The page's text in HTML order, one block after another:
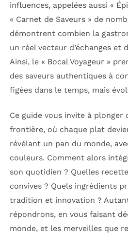
influences, appelées aussi «
« Carnet de Saveurs » de
démontrent combien la
un réel vecteur d’échanges
Ainsi, le « Bocal Voyageur »
des saveurs authentiques à
figées dans le temps, mais
Ce guide vous invite à
frontière, où chaque plat
révélant un pan du monde,
couleurs. Comment alors
son quotidien ? Quelles
convives ? Quels ingrédients
tradition et innovation ?
répondrons, en vous faisant
monde, et les merveilles que